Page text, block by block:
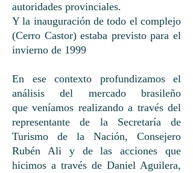
autoridades provinciales.
Y la inauguración de todo el complejo
(Cerro Castor) estaba previsto para el
invierno de 1999
En ese contexto profundizamos el
análisis del mercado brasileño
que veníamos realizando a través del
representante de la Secretaría de
Turismo de la Nación, Consejero
Rubén Ali y de las acciones que
hicimos a través de Daniel Aguilera,